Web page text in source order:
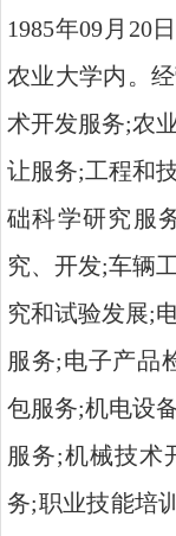
1985年09月20
农业大学内。
术开发服务;农
让服务;工程和
础科学研究服
究、开发;车辆
究和试验发展;
服务;电子产品
包服务;机电设
服务;机械技术
务;职业技能培